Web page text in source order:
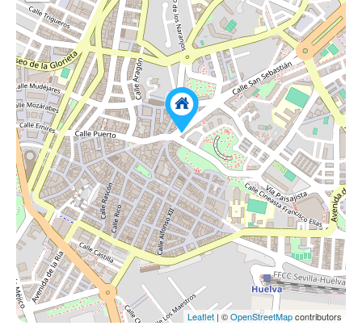
Leaflet | ©OpenStreetMapcontributors